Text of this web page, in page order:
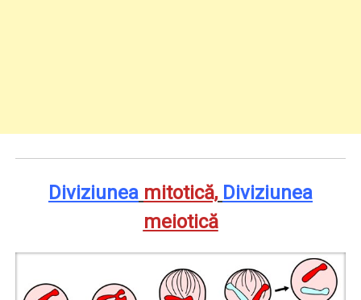
Diviziunea mitotică, Diviziunea
meiotică